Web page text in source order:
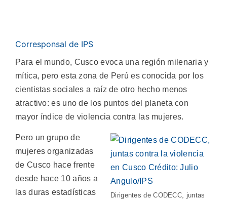
Corresponsal de IPS
Para el mundo, Cusco evoca una región milenaria y
mítica, pero esta zona de Perú es conocida por los
cientistas sociales a raíz de otro hecho menos
atractivo: es uno de los puntos del planeta con
mayor índice de violencia contra las mujeres.
Dirigentes de CODECC, juntas
Pero un grupo de
mujeres organizadas
de Cusco hace frente
desde hace 10 años a
las duras estadísticas